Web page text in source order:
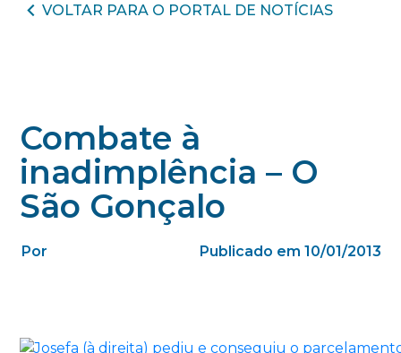
VOLTAR PARA O PORTAL DE NOTÍCIAS
Combate à
inadimplência – O
São Gonçalo
Por Publicado em 10/01/2013